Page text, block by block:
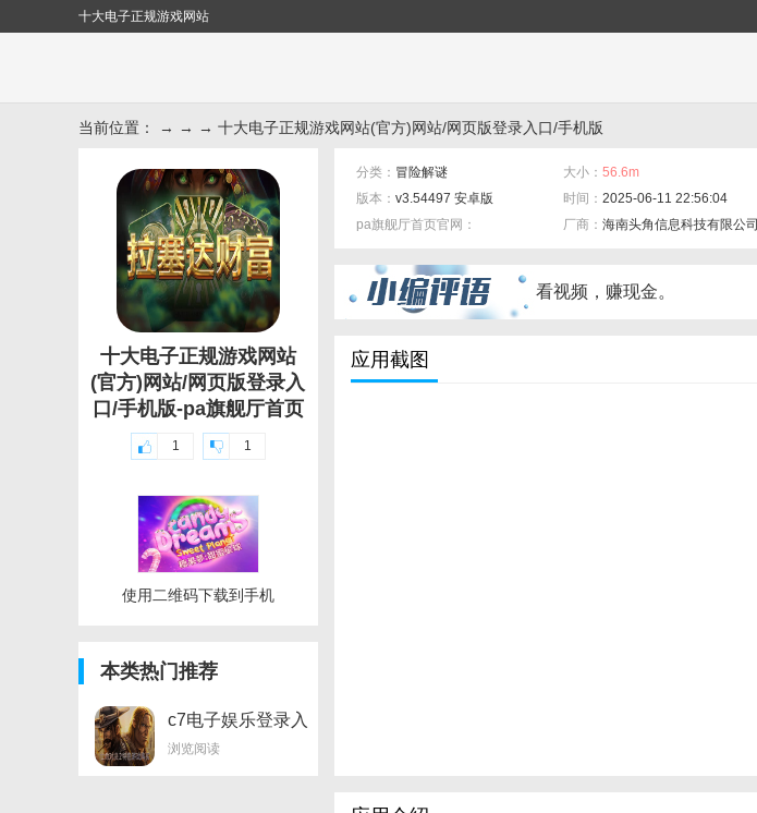
十大电子正规游戏网站
当前位置： → → → 十大电子正规游戏网站(官方)网站/网页版登录入口/手机版
十大电子正规游戏网站
(官方)网站/网页版登录入
口/手机版-pa旗舰厅首页
1 1
使用二维码下载到手机
本类热门推荐
c7电子娱乐登录入
口
浏览阅读
分类： 冒险解谜 大小： 56.6m
版本： v3.54497 安卓版 时间： 2025-06-11 22:56:04
pa旗舰厅首页官网：
厂商： 海南头角信息科技有限公司
看视频，赚现金。
应用截图